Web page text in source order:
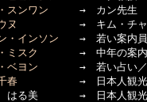
スンワン →　カン先生　
ヌ
→　キム・チャン
・インソン →　若い案内員
ミスク
→　中年の案内員
ベヨン →　若い占い／
春 →　日本人観光
　　　→　日本人観光